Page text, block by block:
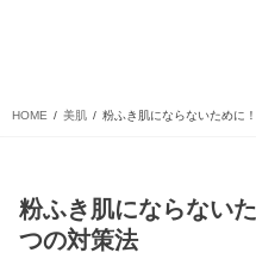
HOME 美肌 粉ふき肌にならないために
粉ふき肌にならない
つの対策法